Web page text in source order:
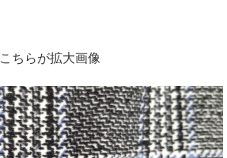
こちらが拡大画像